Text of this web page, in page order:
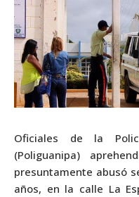
Oficiales de la
(Poliguanipa)
presuntamente abusó
años, en la calle La